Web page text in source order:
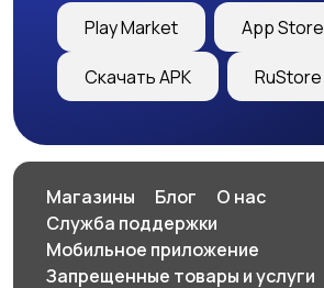
Play Market App Store
Скачать APK RuStore
Магазины Блог
О нас
Служба поддержки
Мобильное приложение
Запрещенные товары и услуги